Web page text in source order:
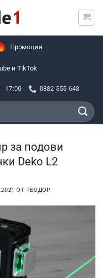
Промоция
и TikTok
17:00 0882 555 648
за подови
Deko L2
ОТ ТЕОДОР